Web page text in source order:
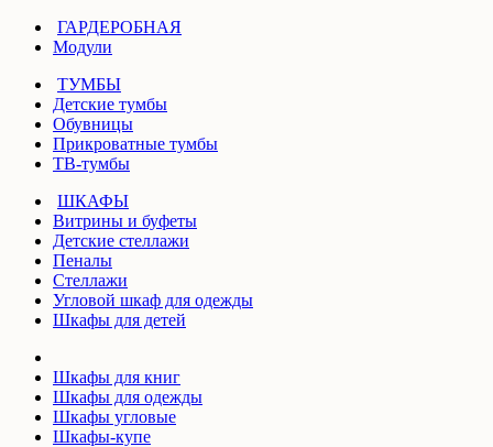
ГАРДЕРОБНАЯ
Модули
ТУМБЫ
Детские тумбы
Обувницы
Прикроватные тумбы
ТВ-тумбы
ШКАФЫ
Витрины и буфеты
Детские стеллажи
Пеналы
Стеллажи
Угловой шкаф для одежды
Шкафы для детей
Шкафы для книг
Шкафы для одежды
Шкафы угловые
Шкафы-купе